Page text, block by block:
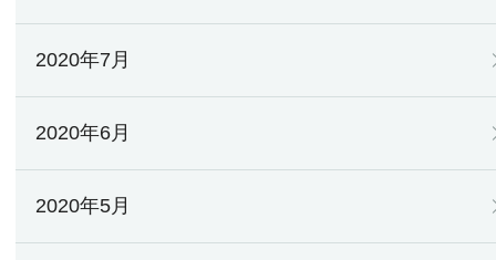
2020年7月
2020年6月
2020年5月